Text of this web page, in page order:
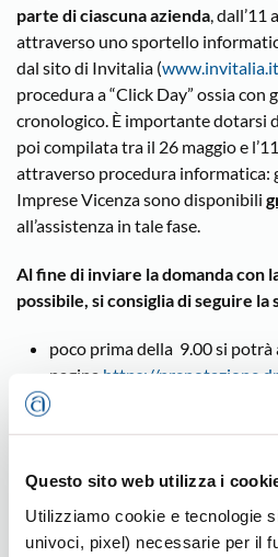
Questo sito web utilizza i
Utilizziamo cookie e tecnologie
univoci, pixel) necessarie per il
parte di ciascuna azienda, dall’11
attraverso uno sportello
dal sito di Invitalia (www.invitalia.it
procedura a “Click Day” ossia
cronologico. È importante dotarsi
poi compilata tra il 26 maggio e
attraverso procedura
Imprese Vicenza sono disponibili
all’assistenza in tale fase.
Al fine di inviare la domanda con
possibile, si consiglia di seguire
poco prima della 9.00 si potrà
pagina https://
si dovrà quindi aggiornare la
scrittohttps://
la pagina si aggiorna e al posto
compare la scritta “invio”;